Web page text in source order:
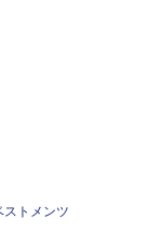
ストメンツ